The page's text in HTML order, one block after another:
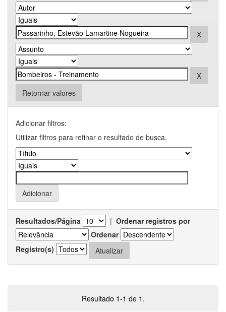
Retornar valores
Adicionar filtros:
Utilizar filtros para refinar o resultado de busca.
Resultados/Página | Ordenar registros por
Ordenar
Registro(s)
Resultado 1-1 de 1.